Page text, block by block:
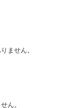
ません。
ん。